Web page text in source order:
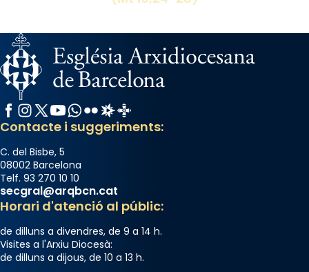
Des de 1985 hi participa també un grup de
diablesses amb música i ball propis. Festa
gran a Mataró.
«Si vols saber què és calor, ves per les
Santes a Mataró»🥵.
Photo
View on Facebook
Arquebisbat de Barcelona
2 weeks ago
Jaume, fill de Zebedeu, és juntament amb el
seu germà Joan i Pere un dels que
acompanyava més de prop Jesús.
Facebook
Instagram
X / Twitter
YouTube
WhatsApp
FlickrRadio Estel
Catalunya Cristiana
Contacte i suggeriments:
C. del Bisbe, 5
08002 Barcelona
Telf. 93 270 10 10
secgral@arqbcn.cat
Horari d'atenció al públic:
de dilluns a divendres, de 9 a 14 h.
Visites a l'Arxiu Diocesà:
de dilluns a dijous, de 10 a 13 h.